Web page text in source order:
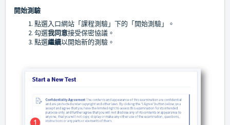
開始測驗
點選入口網站「課程測驗」下的「開始測驗」。
勾選我同意接受保密協議。
點選繼續以開始新的測驗。